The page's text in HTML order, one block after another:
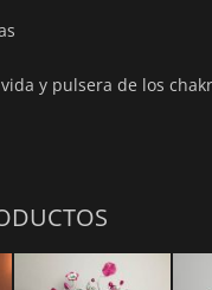
y pulsera de los